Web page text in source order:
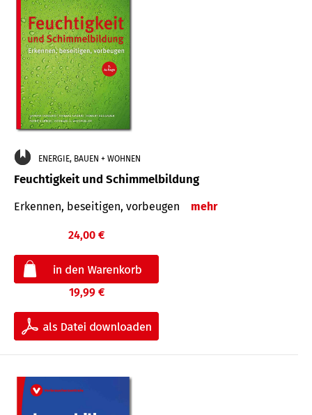
ENERGIE, BAUEN + WOHNEN
Feuchtigkeit und Schimmelbildung
Erkennen, beseitigen, vorbeugen mehr
24,00 €
19,99 €